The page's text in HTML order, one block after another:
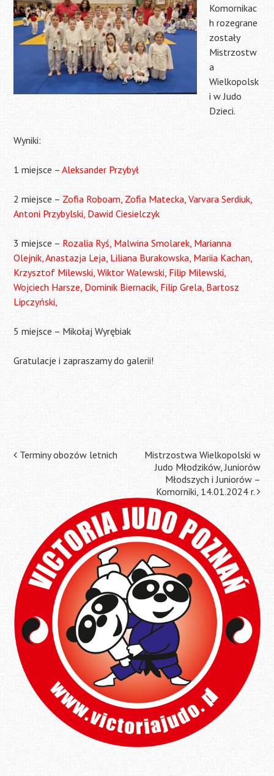
Komornikac
h rozegrane
zostały
Mistrzostw
a
Wielkopolsk
i w Judo
Dzieci.
Wyniki:
1 miejsce –Aleksander Przybył
2 miejsce – Zofia Roboam, Zofia Matecka, Varvara Serdiuk,
Antoni Przybylski, Dawid Ciesielczyk
3 miejsce – Rozalia Ryś, Malwina Smolarek, Marianna
Olejnik, Anastazja Leja, Liliana Burakowska, Mariia Kachan,
Krzysztof Milewski, Wiktor Walewski, Filip Milewski,
Wojciech Harsze, Dominik Biernacik, Filip Grela, Bartosz
Lipczyński,
5 miejsce – Mikołaj Wyrębiak
Gratulacje i zapraszamy do galerii!
Post
navigation
Terminy obozów letnich
Mistrzostwa Wielkopolski w
Judo Młodzików, Juniorów
Młodszych i Juniorów –
Komorniki, 14.01.2024 r.